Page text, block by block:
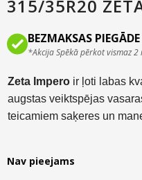
315/35R20
BEZMAKSAS PIEGĀDE
*Akcija Spēkā pērkot vismaz 2
Zeta Impero ir ļoti labas
augstas veiktspējas
teicamiem saķeres un
sportiska tipa vieglajām,
Nav pieejams